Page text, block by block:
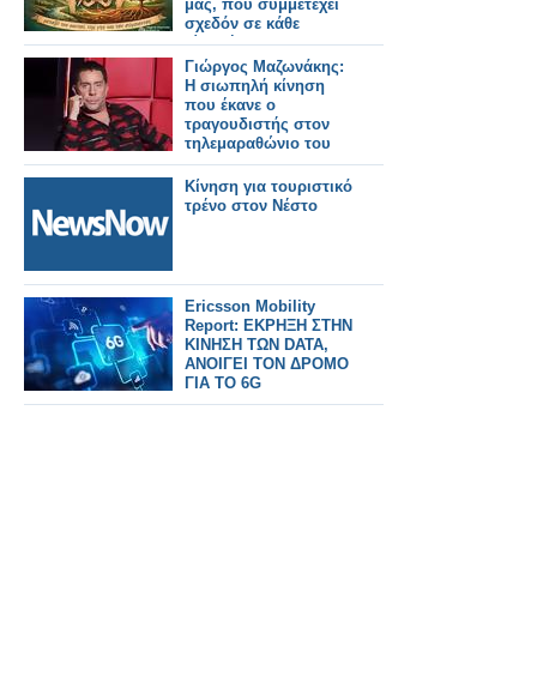
μας, που συμμετέχει
σχεδόν σε κάθε
κίνησή μας!
Γιώργος Μαζωνάκης:
Η σιωπηλή κίνηση
που έκανε ο
τραγουδιστής στον
τηλεμαραθώνιο του
ΑΝΤ1
Κίνηση για τουριστικό
τρένο στον Νέστο
Ericsson Mobility
Report: ΕΚΡΗΞΗ ΣΤΗΝ
ΚΙΝΗΣΗ ΤΩΝ DATA,
ΑΝΟΙΓΕΙ ΤΟΝ ΔΡΟΜΟ
ΓΙΑ ΤΟ 6G